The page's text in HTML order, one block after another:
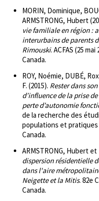
MORIN, Dominique,
ARMSTRONG, Hubert
vie familiale en région :
interurbains de parents
Rimouski. ACFAS (25
Canada.
ROY, Noémie, DUBÉ,
F. (2015). Rester dans
d’influence de la prise
perte d’autonomie
de la recherche des
populations et
Canada.
ARMSTRONG, Hubert et
dispersion résidentielle
dans l'aire
Neigette et la Mitis. 82e
Canada.